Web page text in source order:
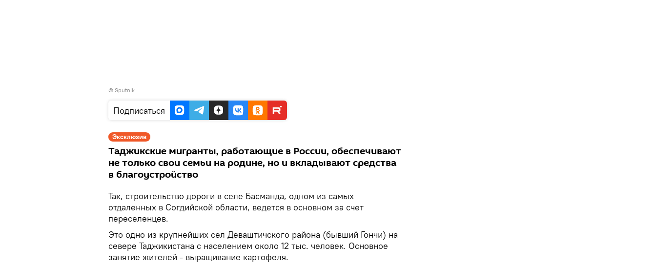
© Sputnik
Подписаться
Эксклюзив
Таджикские мигранты, работающие в России, обеспечивают
не только свои семьи на родине, но и вкладывают средства
в благоустройство
Так, строительство дороги в селе Басманда, одном из самых
отдаленных в Согдийской области, ведется в основном за счет
переселенцев.
Это одно из крупнейших сел Деваштичского района (бывший Гончи) на
севере Таджикистана с населением около 12 тыс. человек. Основное
занятие жителей - выращивание картофеля.